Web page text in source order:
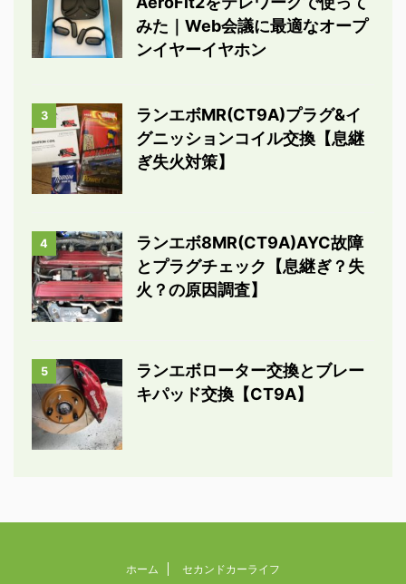
みた｜Web会議に最適なオープ
ンイヤーイヤホン
3
ランエボMR(CT9A)プラグ&イ
グニッションコイル交換【息継
ぎ失火対策】
4
ランエボ8MR(CT9A)AYC故障
とプラグチェック【息継ぎ？失
火？の原因調査】
5
ランエボローター交換とブレー
キパッド交換【CT9A】
ホーム セカンドカーライフ